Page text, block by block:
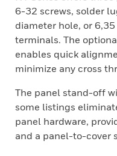
6-32 screws, solder
diameter hole, or
terminals. The
enables quick
minimize any cross
The panel stand-off
some listings
panel hardware,
and a panel-to-cover